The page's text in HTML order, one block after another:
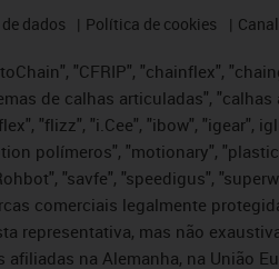
dados Política de cookies
"CFRIP", "chainflex",
de calhas articuladas",
"flizz", "i.Cee", "ibow", "igear",
polímeros", "motionary",
"savfe", "speedigus",
comerciais legalmente
representativa, mas não
afiliadas na Alemanha, na União